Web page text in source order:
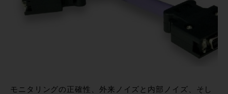
モニタリングの正確性、外来ノイズと内部ノイズ、そし